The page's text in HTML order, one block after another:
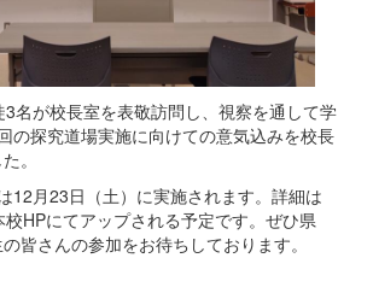
名が校長室を表敬訪問し、視察を通して学
の探究道場実施に向けての意気込みを校長
。
12月23日（土）に実施されます。詳細は
HPにてアップされる予定です。ぜひ県
皆さんの参加をお待ちしております。